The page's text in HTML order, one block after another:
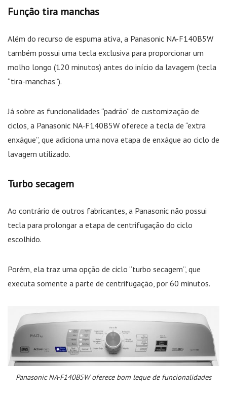
Função tira manchas
Além do recurso de espuma ativa, a Panasonic NA-F140B5W
também possui uma tecla exclusiva para proporcionar um
molho longo (120 minutos) antes do início da lavagem (tecla
“tira-manchas”).
Já sobre as funcionalidades “padrão” de customização de
ciclos, a Panasonic NA-F140B5W oferece a tecla de “extra
enxágue”, que adiciona uma nova etapa de enxágue ao ciclo de
lavagem utilizado.
Turbo secagem
Ao contrário de outros fabricantes, a Panasonic não possui
tecla para prolongar a etapa de centrifugação do ciclo
escolhido.
Porém, ela traz uma opção de ciclo “turbo secagem”, que
executa somente a parte de centrifugação, por 60 minutos.
Panasonic NA-F140B5W oferece bom leque de funcionalidades